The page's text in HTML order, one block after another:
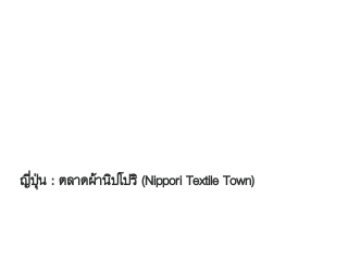
ญี่ปุ่น : ตลาดผ้านิปโปริ (Nippori Textile Town)